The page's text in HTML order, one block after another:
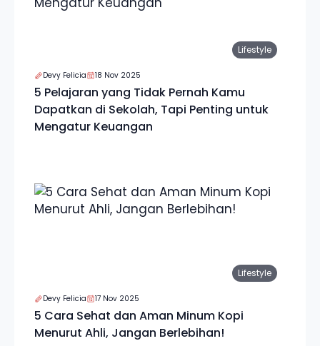
Lifestyle
Devy Felicia 18 Nov 2025
5 Pelajaran yang Tidak Pernah Kamu
Dapatkan di Sekolah, Tapi Penting untuk
Mengatur Keuangan
Lifestyle
Devy Felicia 17 Nov 2025
5 Cara Sehat dan Aman Minum Kopi
Menurut Ahli, Jangan Berlebihan!